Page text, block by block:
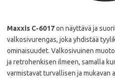
Maxxis C-6017on näyttävä ja
valkosivurengas, joka yhdistää
ominaisuudet. Valkosivuinen
ja retrohenkisen ilmeen, samalla
varmistavat turvallisen ja mukavan